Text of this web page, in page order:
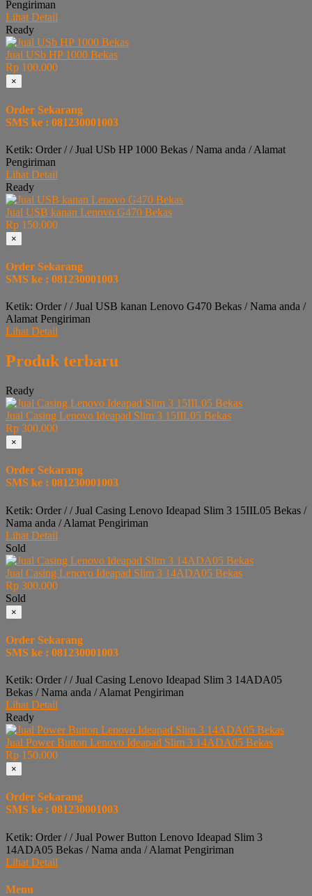
Pengiriman
Lihat Detail
Ready
Jual USb HP 1000 Bekas
Rp 100.000
×
Order Sekarang
SMS ke : 081230001003
Ketik: Order / / Jual USb HP 1000 Bekas / Nama anda / Alamat
Pengiriman
Lihat Detail
Ready
Jual USB kanan Lenovo G470 Bekas
Rp 150.000
×
Order Sekarang
SMS ke : 081230001003
Ketik: Order / / Jual USB kanan Lenovo G470 Bekas / Nama anda /
Alamat Pengiriman
Lihat Detail
Produk terbaru
Ready
Jual Casing Lenovo Ideapad Slim 3 15IIL05 Bekas
Rp 300.000
×
Order Sekarang
SMS ke : 081230001003
Ketik: Order / / Jual Casing Lenovo Ideapad Slim 3 15IIL05 Bekas /
Nama anda / Alamat Pengiriman
Lihat Detail
Sold
Jual Casing Lenovo Ideapad Slim 3 14ADA05 Bekas
Rp 300.000
Sold
×
Order Sekarang
SMS ke : 081230001003
Ketik: Order / / Jual Casing Lenovo Ideapad Slim 3 14ADA05
Bekas / Nama anda / Alamat Pengiriman
Lihat Detail
Ready
Jual Power Button Lenovo Ideapad Slim 3 14ADA05 Bekas
Rp 150.000
×
Order Sekarang
SMS ke : 081230001003
Ketik: Order / / Jual Power Button Lenovo Ideapad Slim 3
14ADA05 Bekas / Nama anda / Alamat Pengiriman
Lihat Detail
Menu